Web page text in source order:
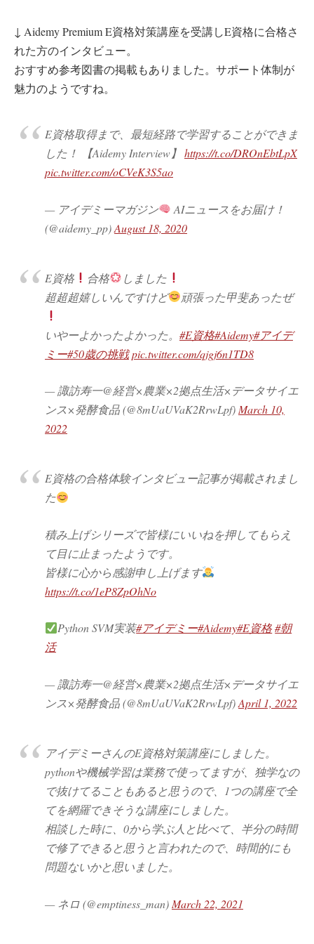
↓ Aidemy Premium E資格対策講座を受講しE資格に合格さ
れた方のインタビュー。
おすすめ参考図書の掲載もありました。サポート体制が
魅力のようですね。
E資格取得まで、最短経路で学習することができま
した！ 【Aidemy Interview】 https://t.co/DROnEbtLpX
pic.twitter.com/oCVeK3S5ao
— アイデミーマガジン
AIニュースをお届け！
(@aidemy_pp)August 18, 2020
E資格 合格
しました
超超超嬉しいんですけど
頑張った甲斐あったぜ
いやーよかったよかった。 #E資格#Aidemy#アイデ
ミー#50歳の挑戦pic.twitter.com/qjgj6n1TD8
— 諏訪寿一@経営×農業×2拠点生活×データサイエ
ンス×発酵食品 (@8mUaUVaK2RrwLpf)March 10,
2022
E資格の合格体験インタビュー記事が掲載されまし
た
積み上げシリーズで皆様にいいねを押してもらえ
て目に止まったようです。
皆様に心から感謝申し上げます
https://t.co/1eP8ZpOhNo
Python SVM実装#アイデミー#Aidemy#E資格#朝
活
— 諏訪寿一@経営×農業×2拠点生活×データサイエ
ンス×発酵食品 (@8mUaUVaK2RrwLpf)April 1, 2022
アイデミーさんのE資格対策講座にしました。
pythonや機械学習は業務で使ってますが、独学なの
で抜けてることもあると思うので、1つの講座で全
てを網羅できそうな講座にしました。
相談した時に、0から学ぶ人と比べて、半分の時間
で修了できると思うと言われたので、時間的にも
問題ないかと思いました。
— ネロ (@emptiness_man) March 22, 2021